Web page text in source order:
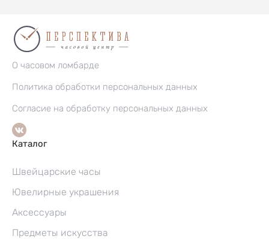
О часовом ломбарде
Политика обработки персональных данных
Согласие на обработку персональных данных
Каталог
Швейцарские часы
Ювелирные украшения
Аксессуары
Предметы искусства